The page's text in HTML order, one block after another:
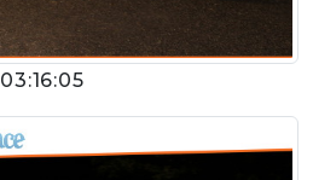
03:16:05